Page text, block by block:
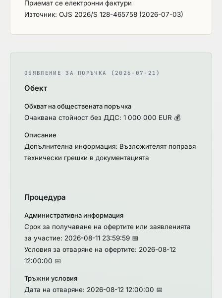
допускат до участие участници,
подизпълнители, доставчици или образувания за
относно ограничителните мерки с оглед на
положението в Украйна.
Приемат се електронни фактури
Източник: OJS 2026/S 128-465758 (2026-07-03)
ОБЯВЛЕНИЕ ЗА ПОРЪЧКА (2026-07-21)
Обект
Обхват на обществената поръчка
Очаквана стойност без ДДС: 1 000 000 EUR 💰
Описание
Допълнителна информация: Възложителят поправя
технически грешки в документацията
Процедура
Административна информация
Срок за получаване на офертите или заявленията
за участие: 2026-08-11 23:59:59 📅
Условия за отваряне на офертите: 2026-08-12
12:00:00 📅
Тръжни условия
Дата на отваряне: 2026-08-12 12:00:00 📅